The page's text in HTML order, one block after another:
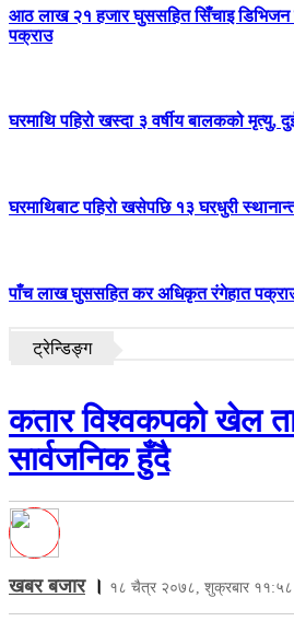
आठ लाख २१ हजार घुससहित सिँचाइ डिभिजन
पक्राउ
घरमाथि पहिरो खस्दा ३ वर्षीय बालकको मृत्यु,
घरमाथिबाट पहिरो खसेपछि १३ घरधुरी
पाँच लाख घुससहित कर अधिकृत रंगेहात
ट्रेन्डिङ्ग
कतार विश्वकपको खेल
सार्वजनिक हुँदै
खबर बजार। १८ चैत्र २०७८, शुक्रबार ११:५८